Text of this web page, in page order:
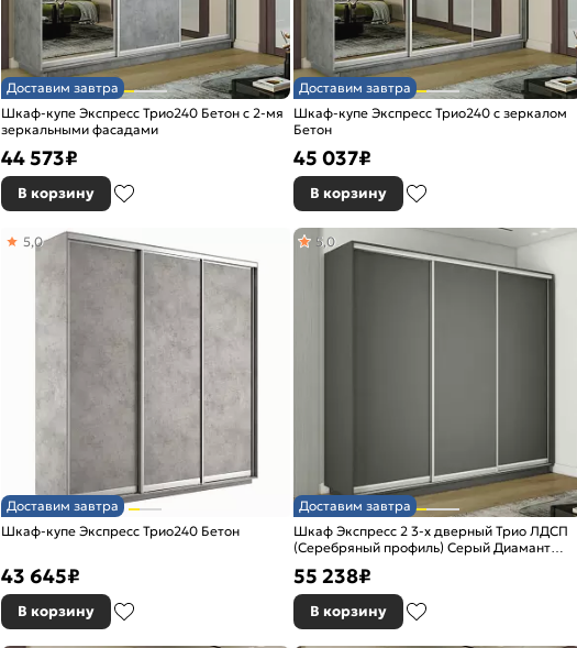
Доставим завтра
Шкаф-купе Экспресс Трио240 Бетон с 2-мя
зеркальными фасадами
44 573₽
В корзину
Доставим завтра
Шкаф-купе Экспресс Трио240 с зеркалом
Бетон
45 037₽
В корзину
Доставим завтра
Шкаф-купе Экспресс Трио240 Бетон
5,0
43 645₽
В корзину
Доставим завтра
Шкаф Экспресс 2 3-х дверный Трио ЛДСП
(Серебряный профиль) Серый Диамант
5,0
55 238₽
В корзину